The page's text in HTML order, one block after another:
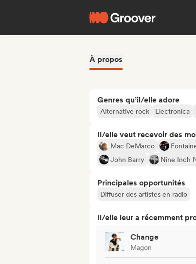
À propos
Genres qu’il/elle adore
Alternative rock Electronica
Il/elle veut recevoir des
Mac DeMarco
John Barry
Nine Inch
Principales opportunités
Diffuser des artistes en radio
Il/elle leur a récemment
Change
Magon